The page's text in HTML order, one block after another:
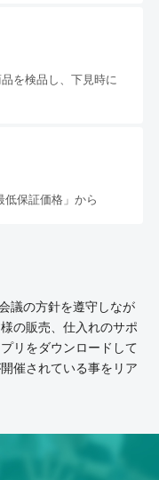
を検品し、下見時に
保証価格」から
議の方針を遵守しなが
の販売、仕入れのサポ
リをダウンロードして
催されている事をリア